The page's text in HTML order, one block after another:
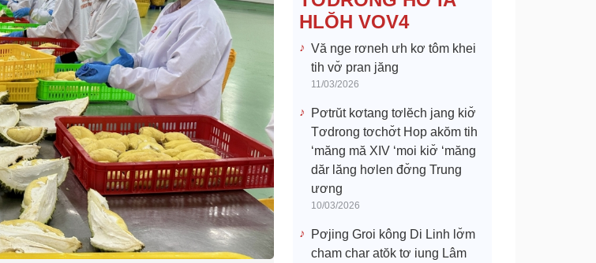
HLŎH VOV4
Vă nge rơneh ưh kơ tôm khei
tih vơ̆ pran jăng
11/03/2026
Pơtrŭt kơtang tơlĕch jang kiơ̆
Tơdrong tơchơ̆t Hop akŏm tih
‘măng mă XIV ‘moi kiơ̆ ‘măng
dăr lăng hơlen đơ̆ng Trung
ương
10/03/2026
Pơjing Groi kông Di Linh lơ̆m
cham char atŏk tơ iung Lâm